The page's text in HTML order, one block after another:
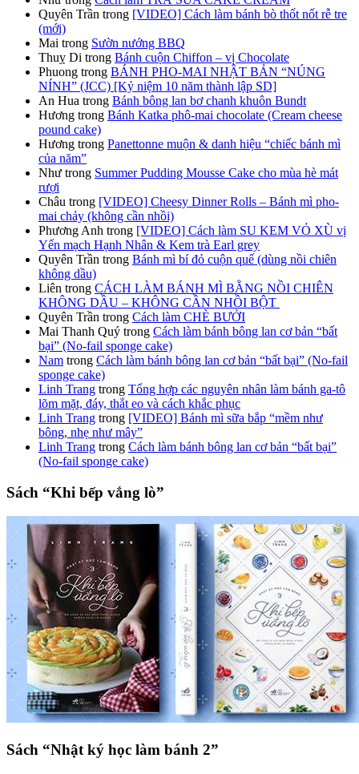
Quyên Trần trong [VIDEO] Cách làm bánh bò thốt nốt rễ tre
(mới)
Mai trong Sườn nướng BBQ
Thuỵ Di trong Bánh cuộn Chiffon – vị Chocolate
Phuong trong BÁNH PHO-MAI NHẬT BẢN “NÚNG
NÍNH” (JCC) [Kỷ niệm 10 năm thành lập SD]
An Hua trong Bánh bông lan bơ chanh khuôn Bundt
Hương trong Bánh Katka phô-mai chocolate (Cream cheese
pound cake)
Hương trong Panettonne muộn & danh hiệu “chiếc bánh mì
của năm”
Như trong Summer Pudding Mousse Cake cho mùa hè mát
rượi
Châu trong [VIDEO] Cheesy Dinner Rolls – Bánh mì pho-
mai chảy (không cần nhồi)
Phương Anh trong [VIDEO] Cách làm SU KEM VỎ XÙ vị
Yến mạch Hạnh Nhân & Kem trà Earl grey
Quyên Trần trong Bánh mì bí đỏ cuộn quế (dùng nồi chiên
không dầu)
Liên trong CÁCH LÀM BÁNH MÌ BẰNG NỒI CHIÊN
KHÔNG DẦU – KHÔNG CẦN NHỒI BỘT
Quyên Trần trong Cách làm CHÈ BƯỞI
Mai Thanh Quý trong Cách làm bánh bông lan cơ bản “bất
bại” (No-fail sponge cake)
Nam trong Cách làm bánh bông lan cơ bản “bất bại” (No-fail
sponge cake)
Linh Trang trong Tổng hợp các nguyên nhân làm bánh ga-tô
lõm mặt, đáy, thắt eo và cách khắc phục
Linh Trang trong [VIDEO] Bánh mì sữa bắp “mềm như
bông, nhẹ như mây”
Linh Trang trong Cách làm bánh bông lan cơ bản “bất bại”
(No-fail sponge cake)
Sách “Khi bếp vắng lò”
Sách “Nhật ký học làm bánh 2”